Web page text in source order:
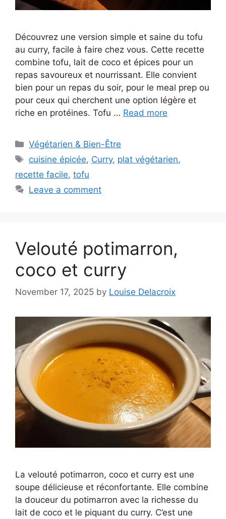
Découvrez une version simple et saine du tofu
au curry, facile à faire chez vous. Cette recette
combine tofu, lait de coco et épices pour un
repas savoureux et nourrissant. Elle convient
bien pour un repas du soir, pour le meal prep ou
pour ceux qui cherchent une option légère et
riche en protéines. Tofu … Read more
Categories
Végétarien & Bien-Être
Tags
cuisine épicée, Curry, plat végétarien,
recette facile, tofu
Leave a comment
Velouté potimarron,
coco et curry
November 17, 2025 by Louise Delacroix
La velouté potimarron, coco et curry est une
soupe délicieuse et réconfortante. Elle combine
la douceur du potimarron avec la richesse du
lait de coco et le piquant du curry. C’est une